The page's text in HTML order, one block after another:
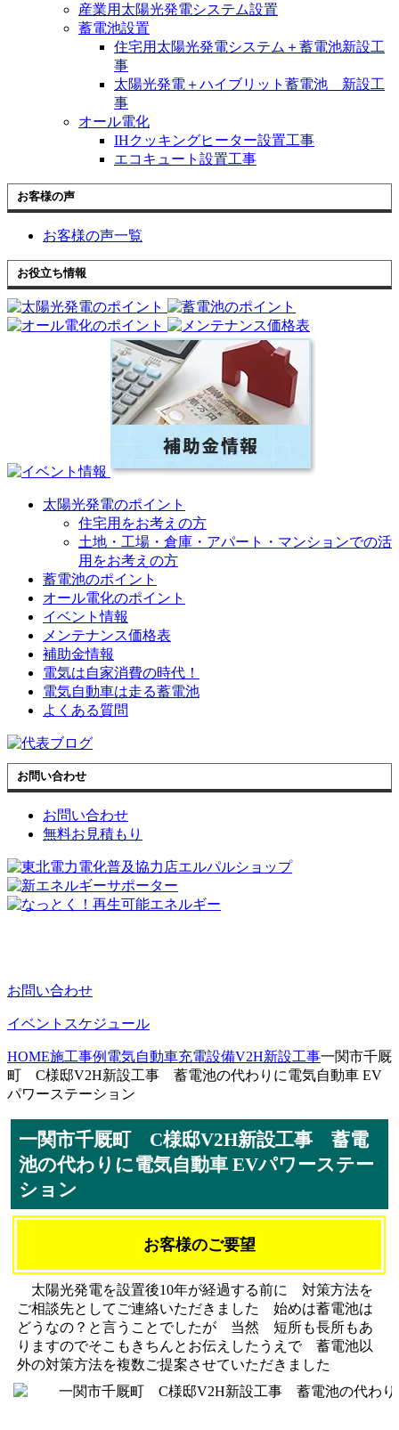
産業用太陽光発電システム設置
蓄電池設置
住宅用太陽光発電システム＋蓄電池新設工
事
太陽光発電＋ハイブリット蓄電池 新設工
事
オール電化
IHクッキングヒーター設置工事
エコキュート設置工事
お客様の声
お客様の声一覧
お役立ち情報
太陽光発電のポイント
住宅用をお考えの方
土地・工場・倉庫・アパート・マンションでの活
用をお考えの方
蓄電池のポイント
オール電化のポイント
イベント情報
メンテナンス価格表
補助金情報
電気は自家消費の時代！
電気自動車は走る蓄電池
よくある質問
お問い合わせ
お問い合わせ
無料お見積もり
お問い合わせ
イベントスケジュール
HOME施工事例 電気自動車充電設備V2H新設工事一関市千厩
町 C様邸V2H新設工事 蓄電池の代わりに電気自動車 EV
パワーステーション
一関市千厩町 C様邸V2H新設工事 蓄電
池の代わりに電気自動車 EVパワーステー
ション
お客様のご要望
太陽光発電を設置後10年が経過する前に 対策方法を
ご相談先としてご連絡いただきました 始めは蓄電池は
どうなの？と言うことでしたが 当然 短所も長所もあ
りますのでそこもきちんとお伝えしたうえで 蓄電池以
外の対策方法を複数ご提案させていただきました